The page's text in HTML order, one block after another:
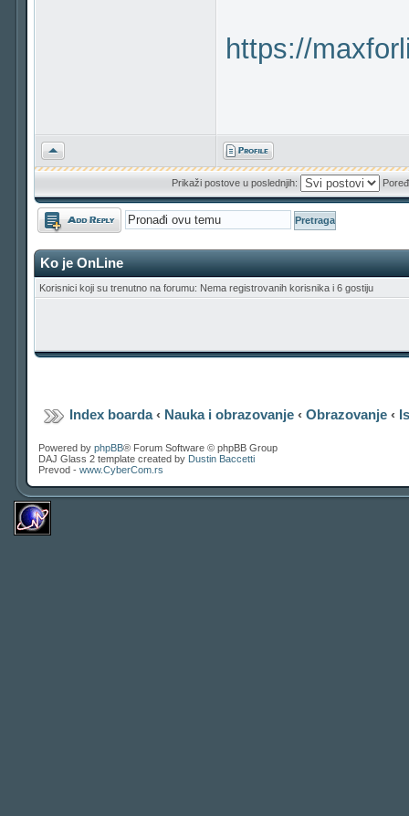
https://
Vrh
Prikaži postove u poslednjih:
Odgovori
Ko je OnLine
Korisnici koji su trenutno na forumu: Nema registrovanih korisnika i 6 gostiju
Index boarda‹ Nauka i obrazovanje ‹Obrazovanje ‹
Powered by phpBB® Forum Software © phpBB Group
DAJ Glass 2 template created by Dustin Baccetti
Prevod - www.CyberCom.rs